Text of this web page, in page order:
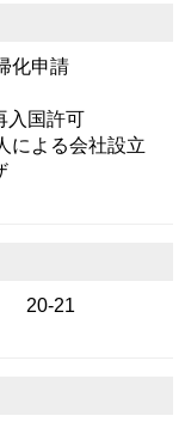
化申請
入国許可
による会社設立
20-21